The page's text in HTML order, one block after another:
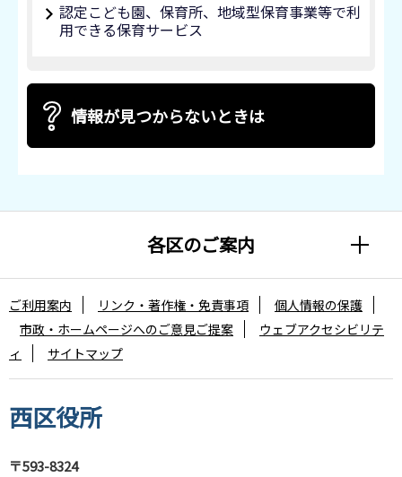
認定こども園、保育所、地域型保育事業等で利
用できる保育サービス
情報が見つからないときは
各区のご案内
西区役所
〒593-8324
ご利用案内 リンク・著作権・免責事項
個人情報の保護
市政・ホームページへのご意見ご提案
ウェブアクセシビリテ
ィ
サイトマップ